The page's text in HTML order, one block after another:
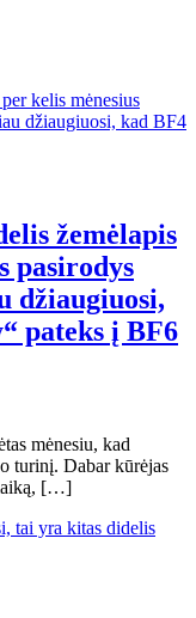
žemėlapis
pasirodys
džiaugiuosi,
pateks į BF6
mėnesiu, kad
turinį. Dabar kūrėjas
laiką, […]